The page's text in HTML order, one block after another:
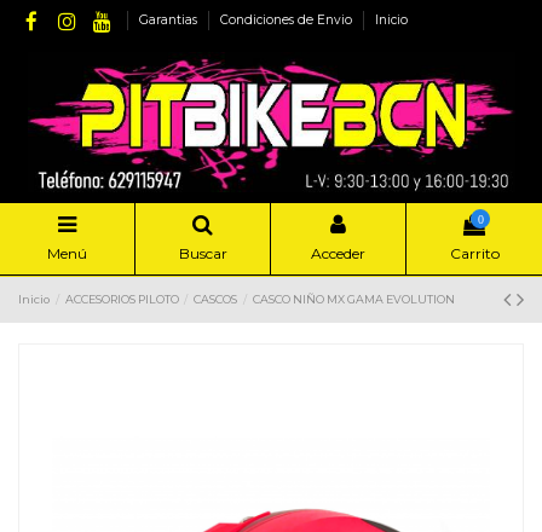
Garantias Condiciones de Envio Inicio
Menú Buscar Acceder
0
Carrito
Inicio ACCESORIOS PILOTO CASCOS CASCO NIÑO MX GAMA EVOLUTION